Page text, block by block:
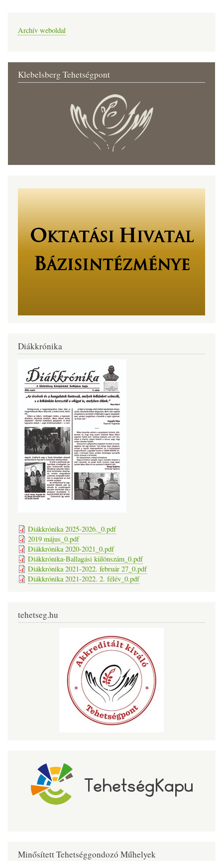
Archív weboldal
Klebelsberg Tehetségpont
Diákkrónika
Diákkrónika 2025-2026._0.pdf
2019 május_0.pdf
Diákkrónika 2020-2021_0.pdf
Diákkrónika-Ballagási különszám_0.pdf
Diákkrónika 2021-2022. február 27_0.pdf
Diákkrónika 2021-2022. 2. félév_0.pdf
tehetseg.hu
Minősített Tehetséggondozó Műhelyek